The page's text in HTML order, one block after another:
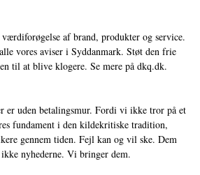
af brand, produkter og service.
vores aviser i Syddanmark. Støt den frie
til at blive klogere. Se mere på dkq.dk.
er uden betalingsmur. Fordi vi ikke tror på et
fundament i den kildekritiske tradition,
gennem tiden. Fejl kan og vil ske. Dem
nyhederne. Vi bringer dem.